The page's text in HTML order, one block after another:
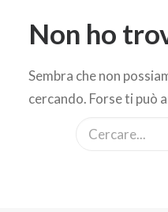
Non ho
Sembra che non
cercando. Forse ti può